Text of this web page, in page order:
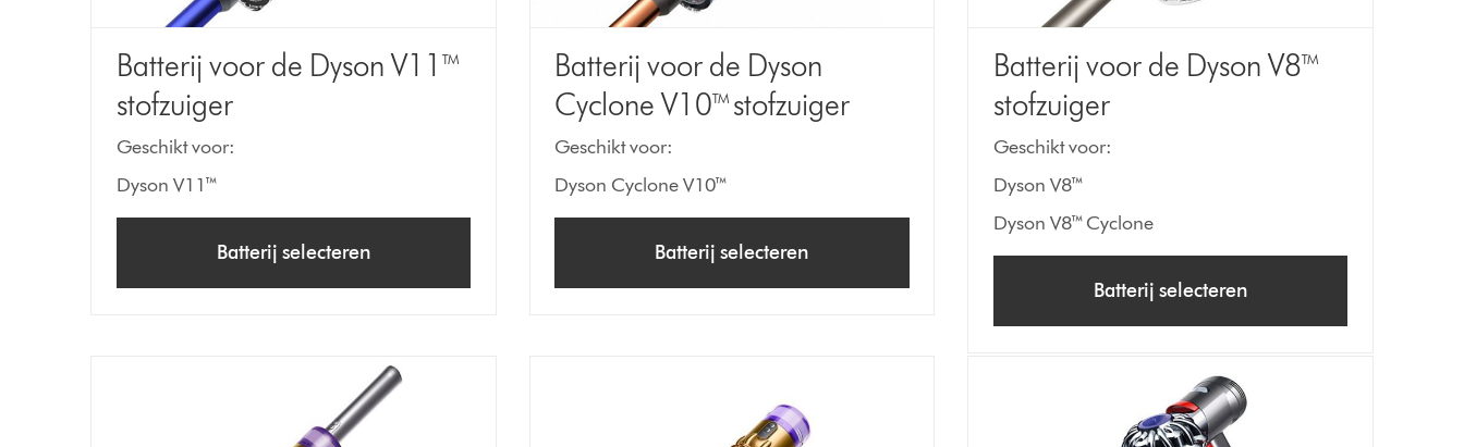
Batterij voor de Dyson V11™
stofzuiger
Geschikt voor:
Dyson V11™
Batterij selecteren
Batterij voor de Dyson
Cyclone V10™ stofzuiger
Geschikt voor:
Dyson Cyclone V10™
Batterij selecteren
Batterij voor de Dyson V8™
stofzuiger
Geschikt voor:
Dyson V8™
Dyson V8™ Cyclone
Batterij selecteren